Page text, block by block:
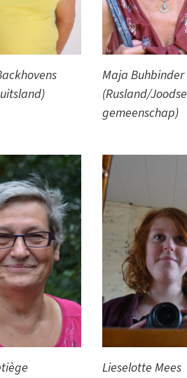
Maja Buhbinder
(Rusland/Joodse
gemeenschap)
Lieselotte Mees